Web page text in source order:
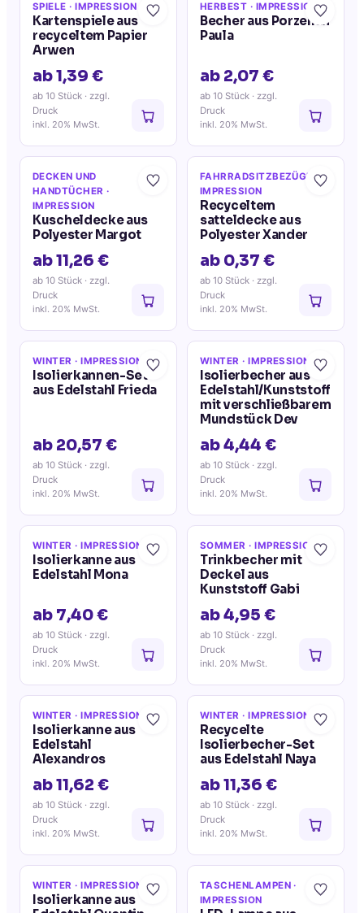
SPIELE · IMPRESSION
Kartenspiele aus
recyceltem Papier
Arwen
ab 1,39 €
ab 10 Stück · zzgl.
Druck
inkl. 20% MwSt.
HERBEST · IMPRESSION
Becher aus Porzellan
Paula
ab 2,07 €
ab 10 Stück · zzgl.
Druck
inkl. 20% MwSt.
DECKEN UND
HANDTÜCHER ·
IMPRESSION
Kuscheldecke aus
Polyester Margot
ab 11,26 €
ab 10 Stück · zzgl.
Druck
inkl. 20% MwSt.
FAHRRADSITZBEZÜGE ·
IMPRESSION
Recyceltem
satteldecke aus
Polyester Xander
ab 0,37 €
ab 10 Stück · zzgl.
Druck
inkl. 20% MwSt.
WINTER · IMPRESSION
Isolierkannen-Set
aus Edelstahl Frieda
ab 20,57 €
ab 10 Stück · zzgl.
Druck
inkl. 20% MwSt.
WINTER · IMPRESSION
Isolierbecher aus
Edelstahl/Kunststoff
mit verschließbarem
Mundstück Dev
ab 4,44 €
ab 10 Stück · zzgl.
Druck
inkl. 20% MwSt.
WINTER · IMPRESSION
Isolierkanne aus
Edelstahl Mona
ab 7,40 €
ab 10 Stück · zzgl.
Druck
inkl. 20% MwSt.
SOMMER · IMPRESSION
Trinkbecher mit
Deckel aus
Kunststoff Gabi
ab 4,95 €
ab 10 Stück · zzgl.
Druck
inkl. 20% MwSt.
WINTER · IMPRESSION
Isolierkanne aus
Edelstahl
Alexandros
ab 11,62 €
ab 10 Stück · zzgl.
Druck
inkl. 20% MwSt.
WINTER · IMPRESSION
Recycelte
Isolierbecher-Set
aus Edelstahl Naya
ab 11,36 €
ab 10 Stück · zzgl.
Druck
inkl. 20% MwSt.
WINTER · IMPRESSION
Isolierkanne aus
TASCHENLAMPEN·
IMPRESSION